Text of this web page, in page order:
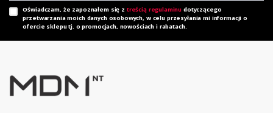
Oświadczam, że zapoznałem się z treścią regulaminu dotyczącego
przetwarzania moich danych osobowych, w celu przesyłania mi informacji o
ofercie sklepu tj. o promocjach, nowościach i rabatach.